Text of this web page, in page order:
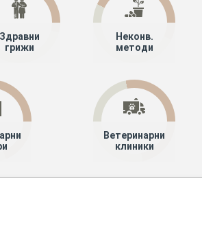
Здравни
грижи
Неконв.
методи
Ветеринарни
клиники